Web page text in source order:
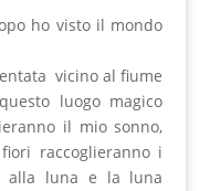
ho visto il mondo
vicino al fiume
luogo magico
il mio sonno,
raccoglieranno i
alla luna e la luna